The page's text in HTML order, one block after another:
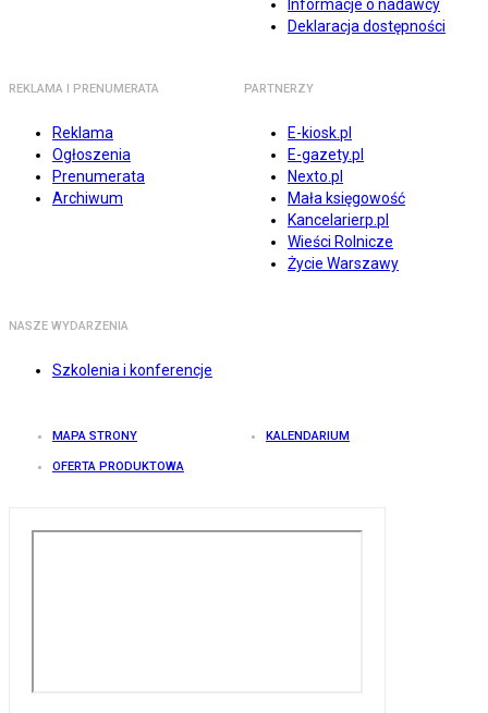
Informacje o nadawcy
Deklaracja dostępności
REKLAMA I PRENUMERATA
Reklama
Ogłoszenia
Prenumerata
Archiwum
PARTNERZY
E-kiosk.pl
E-gazety.pl
Nexto.pl
Mała księgowość
Kancelarierp.pl
Wieści Rolnicze
Życie Warszawy
NASZE WYDARZENIA
Szkolenia i konferencje
MAPA STRONY KALENDARIUM
OFERTA PRODUKTOWA